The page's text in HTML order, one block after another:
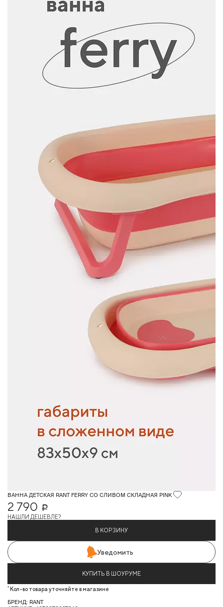
ВАННА ДЕТСКАЯ RANT FERRY СО СЛИВОМ СКЛАДНАЯ PINK
2 790
Р
НАШЛИ ДЕШЕВЛЕ?
В КОРЗИНУ
Уведомить
КУПИТЬ В ШОУРУМЕ
* Кол-во товара уточняйте в магазине
БРЕНД: RANT